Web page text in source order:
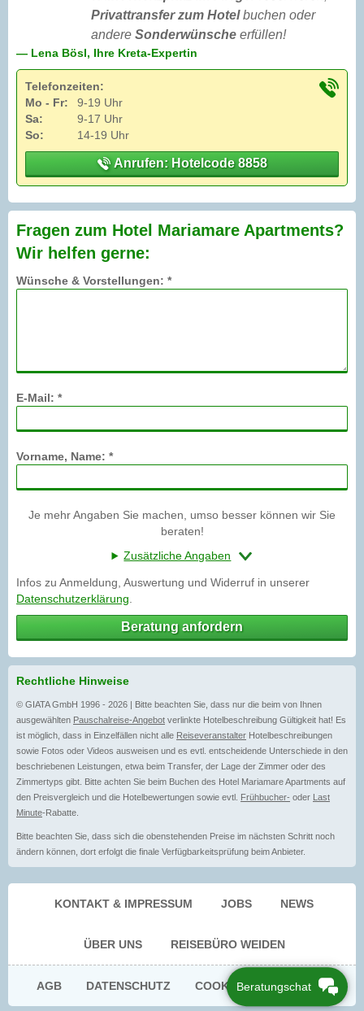
Privattransfer zum Hotelbuchen oder
andere Sonderwünsche erfüllen!
— Lena Bösl, Ihre Kreta-Expertin
Telefonzeiten:
Mo - Fr:
9-19 Uhr
Sa:
9-17 Uhr
So:
14-19 Uhr
Anrufen: Hotelcode 8858
Fragen zum Hotel Mariamare Apartments?
Wir helfen gerne:
Wünsche & Vorstellungen: *
E-Mail: *
Vorname, Name: *
Je mehr Angaben Sie machen, umso besser können wir Sie
beraten!
Zusätzliche Angaben
Infos zu Anmeldung, Auswertung und Widerruf in unserer
Datenschutzerklärung
Beratung anfordern
Rechtliche Hinweise
© GIATA GmbH 1996 - 2026 | Bitte beachten Sie, dass nur die beim von Ihnen
ausgewählten Pauschalreise-Angebot verlinkte Hotelbeschreibung Gültigkeit hat! Es
ist möglich, dass in Einzelfällen nicht alle Reiseveranstalter Hotelbeschreibungen
sowie Fotos oder Videos ausweisen und es evtl. entscheidende Unterschiede in den
beschriebenen Leistungen, etwa beim Transfer, der Lage der Zimmer oder des
Zimmertyps gibt. Bitte achten Sie beim Buchen des Hotel Mariamare Apartments auf
den Preisvergleich und die Hotelbewertungen sowie evtl. Frühbucher- oder Last
Minute-Rabatte.
Bitte beachten Sie, dass sich die obenstehenden Preise im nächsten Schritt noch
ändern können, dort erfolgt die finale Verfügbarkeitsprüfung beim Anbieter.
KONTAKT & IMPRESSUM JOBS NEWS
ÜBER UNS REISEBÜRO WEIDEN
AGB DATENSCHUTZ COOKIE EINWILLIGUNG
Beratungschat